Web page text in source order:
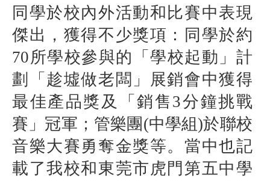
同學於校內外活動和比賽中表現
傑出，獲得不少獎項：同學於約
70所學校參與的「學校起動」計
劃「趁墟做老闆」展銷會中獲得
最佳產品獎及「銷售3分鐘挑戰
賽」冠軍；管樂團(中學組)於聯校
音樂大賽勇奪金獎等。當中也記
載了我校和東莞市虎門第五中學